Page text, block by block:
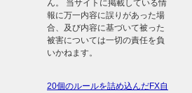
ん。 当サイトに掲載している情
報に万一内容に誤りがあった場
合、及び内容に基づいて被った
被害については一切の責任を負
いかねます。
20個のルールを詰め込んだFX自